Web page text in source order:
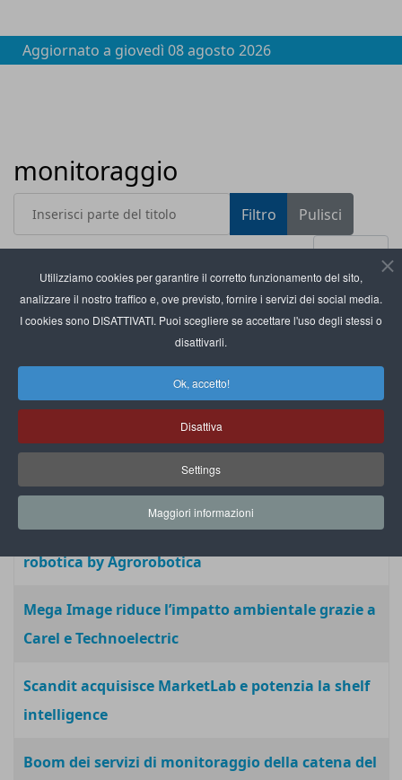
Utilizziamo cookies per garantire il corretto funzionamento del sito,
analizzare il nostro traffico e, ove previsto, fornire i servizi dei social media.
I cookies sono DISATTIVATI. Puoi scegliere se accettare l'uso degli stessi o
disattivarli.
Ok, accetto!
Disattiva
Settings
Maggiori informazioni
Aggiornato a giovedì 08 agosto 2026
monitoraggio
Inserisci parte del titolo Filtro
Pulisci
Visualizza #
Titolo
Kfi lancia la piattaforma per la gestione avanzata
RiNova: dati digitali per difendere l’agricoltura
dalle gelate tardive
Boggi Milano con Lectra per ottimizzare il lancio
delle sue collezioni
Netsens presenta SpyFly, la nuova trappola
robotica by Agrorobotica
Mega Image riduce l’impatto ambientale grazie a
Carel e Technoelectric
Scandit acquisisce MarketLab e potenzia la shelf
intelligence
Boom dei servizi di monitoraggio della catena del